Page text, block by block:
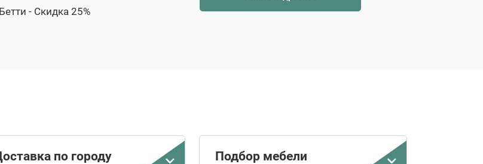
- Скидка 25%
по городу Подбор мебели